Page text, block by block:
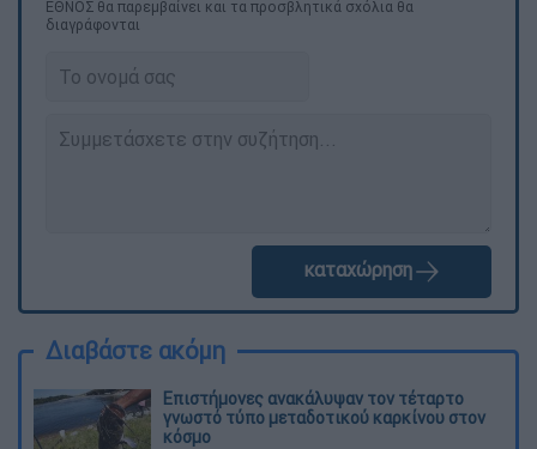
ΕΘΝΟΣ θα παρεμβαίνει και τα προσβλητικά σχόλια θα
διαγράφονται
καταχώρηση
Διαβάστε ακόμη
Επιστήμονες ανακάλυψαν τον τέταρτο
γνωστό τύπο μεταδοτικού καρκίνου στον
κόσμο